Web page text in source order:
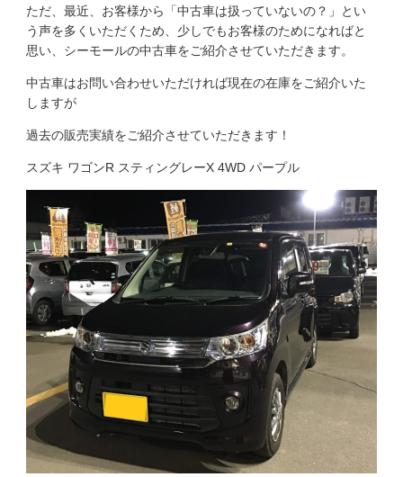
ただ、最近、お客様から「中古車は扱っていないの？」とい
う声を多くいただくため、少しでもお客様のためになればと
思い、シーモールの中古車をご紹介させていただきます。
中古車はお問い合わせいただければ現在の在庫をご紹介いた
しますが
過去の販売実績をご紹介させていただきます！
スズキ ワゴンR スティングレーX 4WD パープル